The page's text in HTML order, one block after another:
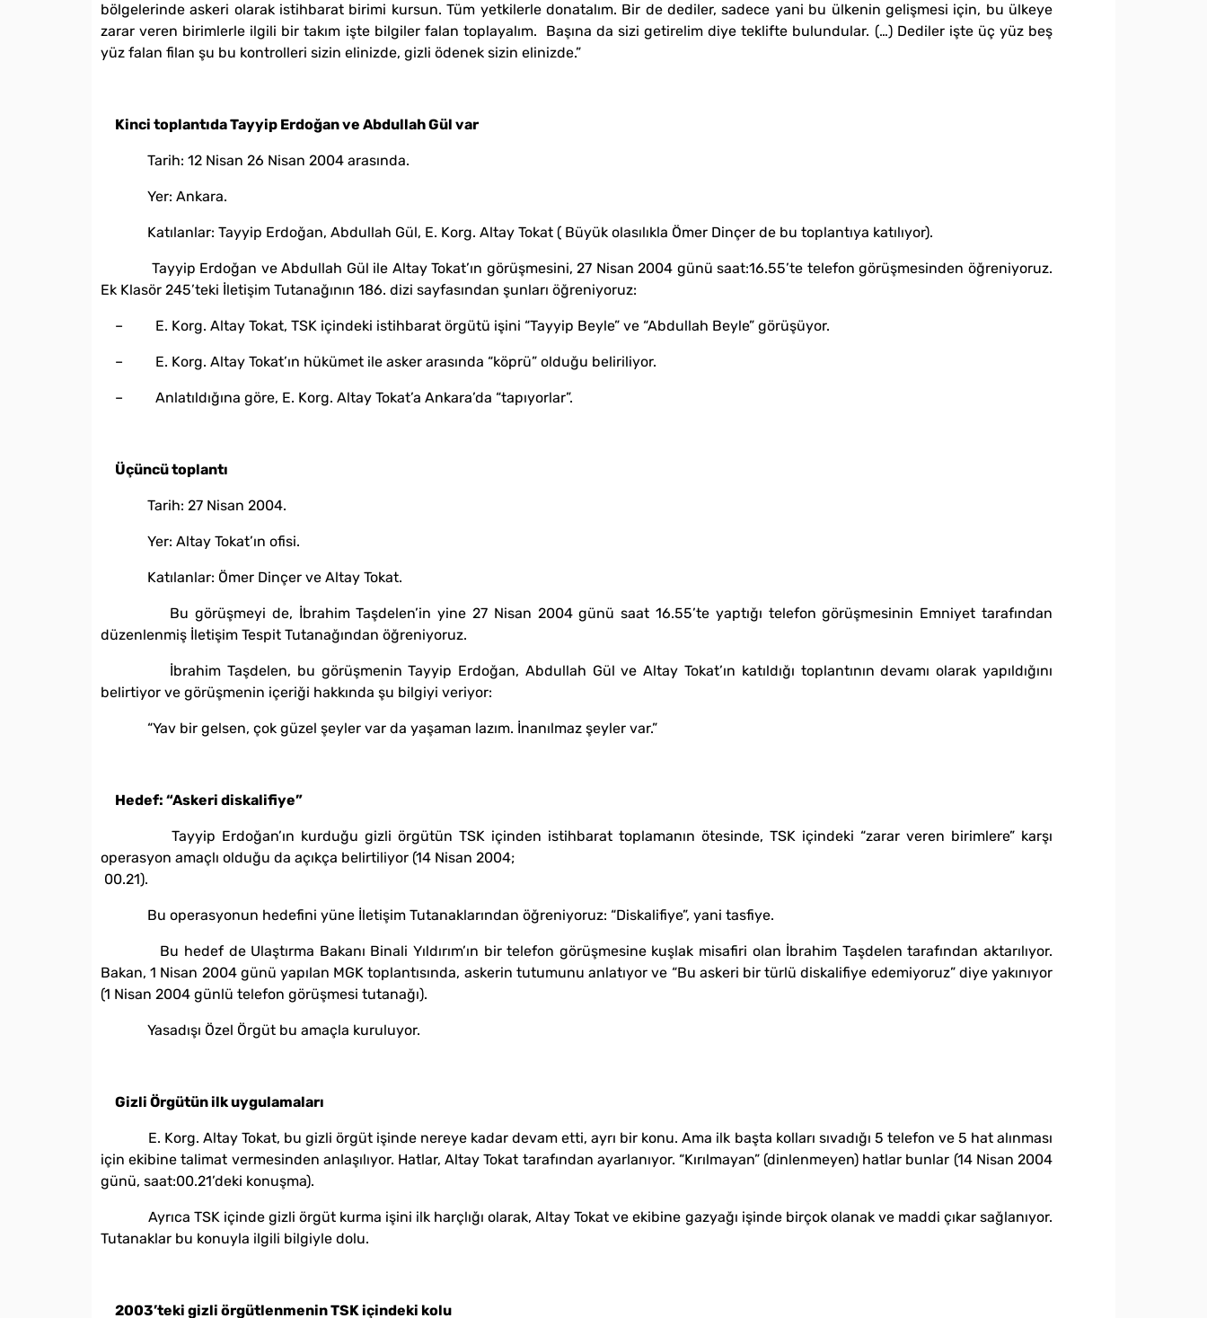
bölgelerinde askeri olarak istihbarat birimi kursun. Tüm yetkilerle donatalım. Bir de dediler, sadece yani bu ülkenin gelişmesi için, bu ülkeye
zarar veren birimlerle ilgili bir takım işte bilgiler falan toplayalım. Başına da sizi getirelim diye teklifte bulundular. (…) Dediler işte üç yüz beş
yüz falan filan şu bu kontrolleri sizin elinizde, gizli ödenek sizin elinizde.”
Kinci toplantıda Tayyip Erdoğan ve Abdullah Gül var
Tarih: 12 Nisan 26 Nisan 2004 arasında.
Yer: Ankara.
Katılanlar: Tayyip Erdoğan, Abdullah Gül, E. Korg. Altay Tokat ( Büyük olasılıkla Ömer Dinçer de bu toplantıya katılıyor).
Tayyip Erdoğan ve Abdullah Gül ile Altay Tokat’ın görüşmesini, 27 Nisan 2004 günü saat:16.55’te telefon görüşmesinden öğreniyoruz.
Ek Klasör 245’teki İletişim Tutanağının 186. dizi sayfasından şunları öğreniyoruz:
– E. Korg. Altay Tokat, TSK içindeki istihbarat örgütü işini “Tayyip Beyle” ve “Abdullah Beyle” görüşüyor.
– E. Korg. Altay Tokat’ın hükümet ile asker arasında “köprü” olduğu beliriliyor.
– Anlatıldığına göre, E. Korg. Altay Tokat’a Ankara’da “tapıyorlar”.
Üçüncü toplantı
Tarih: 27 Nisan 2004.
Yer: Altay Tokat’ın ofisi.
Katılanlar: Ömer Dinçer ve Altay Tokat.
Bu görüşmeyi de, İbrahim Taşdelen’in yine 27 Nisan 2004 günü saat 16.55’te yaptığı telefon görüşmesinin Emniyet tarafından
düzenlenmiş İletişim Tespit Tutanağından öğreniyoruz.
İbrahim Taşdelen, bu görüşmenin Tayyip Erdoğan, Abdullah Gül ve Altay Tokat’ın katıldığı toplantının devamı olarak yapıldığını
belirtiyor ve görüşmenin içeriği hakkında şu bilgiyi veriyor:
“Yav bir gelsen, çok güzel şeyler var da yaşaman lazım. İnanılmaz şeyler var.”
Hedef: “Askeri diskalifiye”
Tayyip Erdoğan’ın kurduğu gizli örgütün TSK içinden istihbarat toplamanın ötesinde, TSK içindeki “zarar veren birimlere” karşı
operasyon amaçlı olduğu da açıkça belirtiliyor (14 Nisan 2004;
00.21).
Bu operasyonun hedefini yüne İletişim Tutanaklarından öğreniyoruz: “Diskalifiye”, yani tasfiye.
Bu hedef de Ulaştırma Bakanı Binali Yıldırım’ın bir telefon görüşmesine kuşlak misafiri olan İbrahim Taşdelen tarafından aktarılıyor.
Bakan, 1 Nisan 2004 günü yapılan MGK toplantısında, askerin tutumunu anlatıyor ve “Bu askeri bir türlü diskalifiye edemiyoruz” diye yakınıyor
(1 Nisan 2004 günlü telefon görüşmesi tutanağı).
Yasadışı Özel Örgüt bu amaçla kuruluyor.
Gizli Örgütün ilk uygulamaları
E. Korg. Altay Tokat, bu gizli örgüt işinde nereye kadar devam etti, ayrı bir konu. Ama ilk başta kolları sıvadığı 5 telefon ve 5 hat alınması
için ekibine talimat vermesinden anlaşılıyor. Hatlar, Altay Tokat tarafından ayarlanıyor. “Kırılmayan” (dinlenmeyen) hatlar bunlar (14 Nisan 2004
günü, saat:00.21’deki konuşma).
Ayrıca TSK içinde gizli örgüt kurma işini ilk harçlığı olarak, Altay Tokat ve ekibine gazyağı işinde birçok olanak ve maddi çıkar sağlanıyor.
Tutanaklar bu konuyla ilgili bilgiyle dolu.
2003’teki gizli örgütlenmenin TSK içindeki kolu